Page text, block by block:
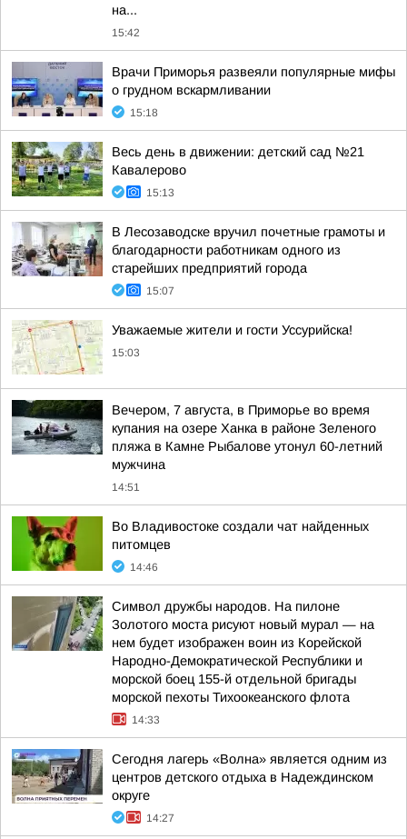
на...
15:42
Врачи Приморья развеяли популярные мифы
о грудном вскармливании
15:18
Весь день в движении: детский сад №21
Кавалерово
15:13
В Лесозаводске вручил почетные грамоты и
благодарности работникам одного из
старейших предприятий города
15:07
Уважаемые жители и гости Уссурийска!
15:03
Вечером, 7 августа, в Приморье во время
купания на озере Ханка в районе Зеленого
пляжа в Камне Рыбалове утонул 60-летний
мужчина
14:51
Во Владивостоке создали чат найденных
питомцев
14:46
Символ дружбы народов. На пилоне
Золотого моста рисуют новый мурал — на
нем будет изображен воин из Корейской
Народно-Демократической Республики и
морской боец 155-й отдельной бригады
морской пехоты Тихоокеанского флота
14:33
Сегодня лагерь «Волна» является одним из
центров детского отдыха в Надеждинском
округе
14:27